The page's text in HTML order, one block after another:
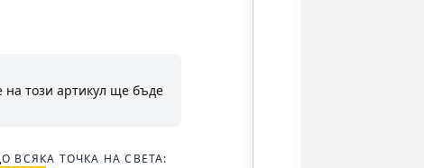
този артикул ще бъде
ВСЯКА ТОЧКА НА СВЕТА: